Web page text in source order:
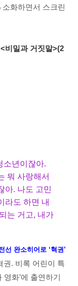
화하면서 스크린
비밀과 거짓말>(2
소년이잖아.
뭐 사랑해서
아. 나도 고민
라도 하면 내
는 거고, 내가
선 완소히어로 ‘혁권’
권. 비록 어린이 특
화’에 출연하기